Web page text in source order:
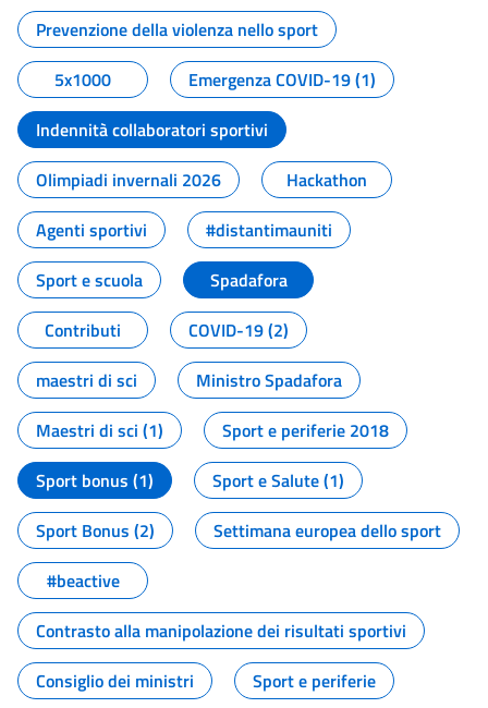
Tutti i contenuti della pagina
Prevenzione della violenza nello sport
5x1000
Emergenza COVID-19 (1)
Indennità collaboratori sportivi
Olimpiadi invernali 2026
Hackathon
Agenti sportivi
#distantimauniti
Sport e scuola
Spadafora
Contributi
COVID-19 (2)
maestri di sci
Ministro Spadafora
Maestri di sci (1)
Sport e periferie 2018
Sport bonus (1)
Sport e Salute (1)
Sport Bonus (2)
Settimana europea dello sport
#beactive
Contrasto alla manipolazione dei risultati sportivi
Consiglio dei ministri
Sport e periferie